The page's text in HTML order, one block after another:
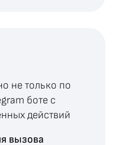
не только по
боте с
действий